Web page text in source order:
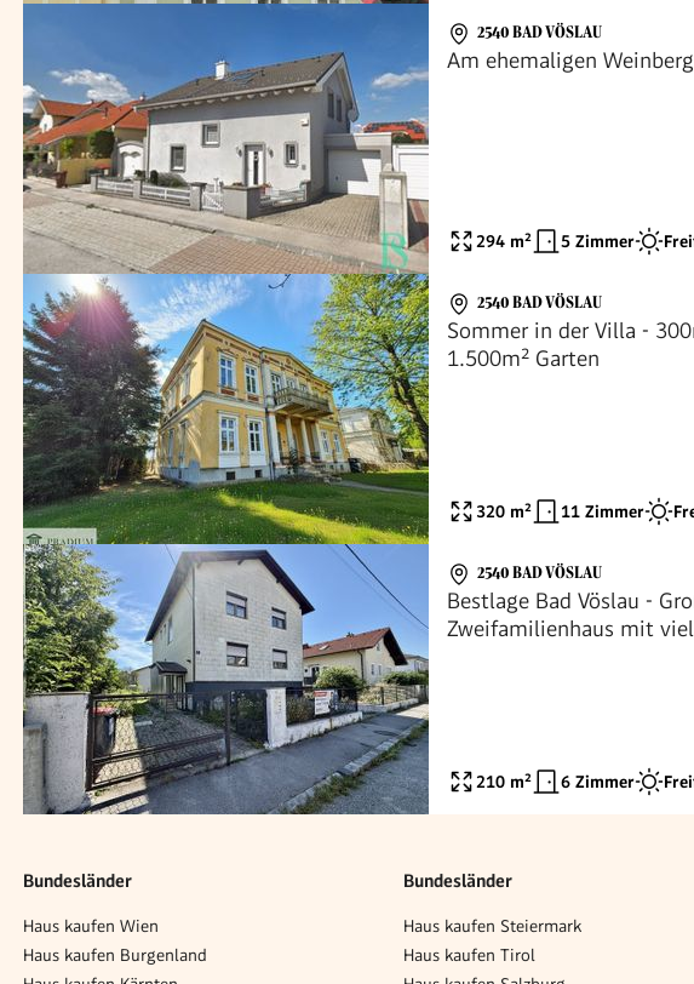
2540 BAD VÖSLAU
Am ehemaligen
294 m² 5 Zimmer
2540 BAD VÖSLAU
Sommer in der Villa -
1.500m² Garten
320 m² 11 Zimmer
2540 BAD VÖSLAU
Bestlage Bad Vöslau -
Zweifamilienhaus mit
210 m² 6 Zimmer
Bundesländer
Haus kaufen Wien
Haus kaufen Burgenland
Bundesländer
Haus kaufen Steiermark
Haus kaufen Tirol